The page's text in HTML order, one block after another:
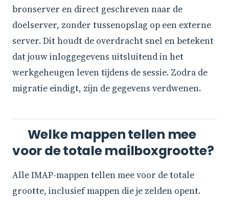
bronserver en direct geschreven naar de
doelserver, zonder tussenopslag op een externe
server. Dit houdt de overdracht snel en betekent
dat jouw inloggegevens uitsluitend in het
werkgeheugen leven tijdens de sessie. Zodra de
migratie eindigt, zijn de gegevens verdwenen.
Welke mappen tellen mee
voor de totale mailboxgrootte?
Alle IMAP-mappen tellen mee voor de totale
grootte, inclusief mappen die je zelden opent.